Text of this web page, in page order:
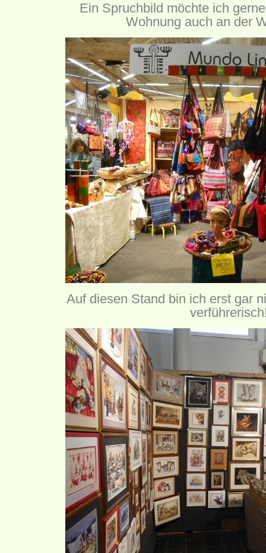
Ein Spruchbild möchte ich
Wohnung auch an der
Auf diesen Stand bin ich erst gar